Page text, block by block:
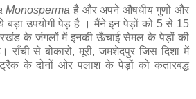
Monosperma है और अपने औषधीय गुणों और
उपयोगी पेड़ है । मैंने इन पेड़ों को 5 से 15
के जंगलों में इनकी ऊँचाई सेमल के पेड़ों की
राँची से बोकारो, मूरी, जमशेदपुर जिस दिशा में
के दोनों ओर पलाश के पेड़ों को कतारबद्ध